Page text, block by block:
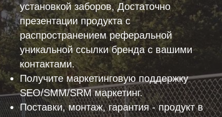
установкой заборов, Достаточно
презентации продукта с
распространением реферальной
уникальной ссылки бренда с вашими
контактами.
Получите маркетинговую поддержку
SEO/SMM/SRM маркетинг.
Поставки, монтаж, гарантия - продукт в